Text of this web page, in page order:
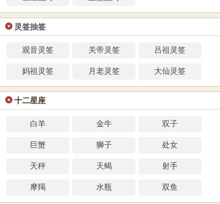
❂ 灵签抽签
观音灵签 关帝灵签 吕祖灵签
妈祖灵签 月老灵签 大仙灵签
❂ 十二星座
白羊 金牛 双子
巨蟹 狮子 处女
天秤 天蝎 射手
摩羯 水瓶 双鱼